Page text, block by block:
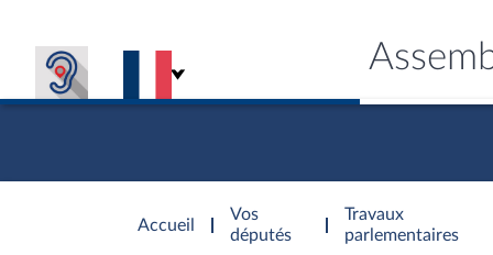
Accueil
d'accueil
Vos
députés
Travaux
parlementaires